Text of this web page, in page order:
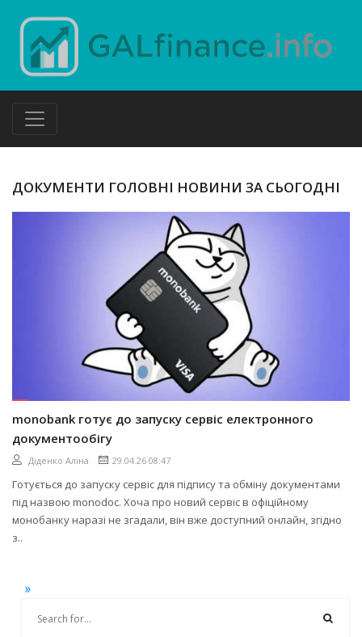
ДОКУМЕНТИ ГОЛОВНІ НОВИНИ ЗА СЬОГОДНІ
monobank готує до запуску сервіс електронного
документообігу
Діденко Аліна 29.04.26 08:47
Готується до запуску сервіс для підпису та обміну документами
під назвою monodoc. Хоча про новий сервіс в офіційному
монобанку наразі не згадали, він вже доступний онлайн, згідно
з..
»